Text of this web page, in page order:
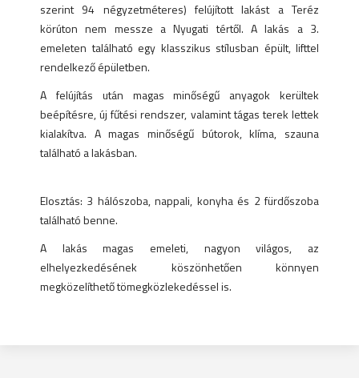
szerint 94 négyzetméteres) felújított lakást a Teréz
körúton nem messze a Nyugati tértől. A lakás a 3.
emeleten található egy klasszikus stílusban épült, lifttel
rendelkező épületben.
A felújítás után magas minőségű anyagok kerültek
beépítésre, új fűtési rendszer, valamint tágas terek lettek
kialakítva. A magas minőségű bútorok, klíma, szauna
található a lakásban.
Elosztás: 3 hálószoba, nappali, konyha és 2 fürdőszoba
található benne.
A lakás magas emeleti, nagyon világos, az
elhelyezkedésének köszönhetően könnyen
megközelíthető tömegközlekedéssel is.